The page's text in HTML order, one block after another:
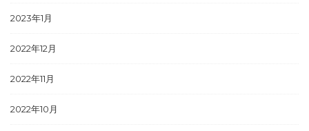
2023年1月
2022年12月
2022年11月
2022年10月